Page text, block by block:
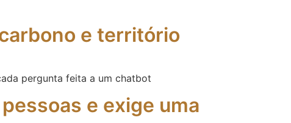
e território
pergunta feita a um chatbot
e exige uma